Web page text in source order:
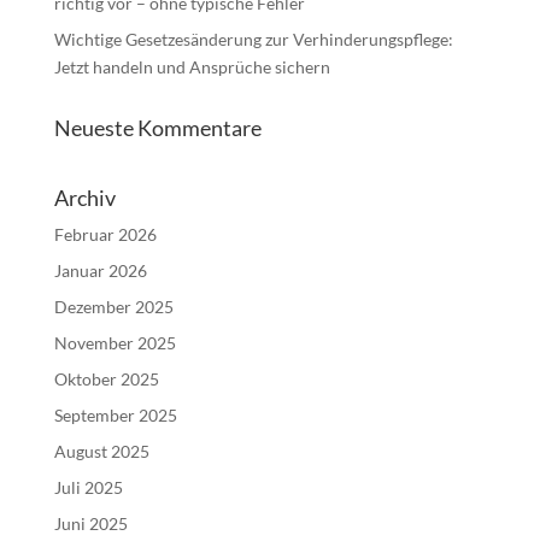
Wichtige Gesetzesänderung zur Verhinderungspflege:
Jetzt handeln und Ansprüche sichern
Neueste Kommentare
Archiv
Februar 2026
Januar 2026
Dezember 2025
November 2025
Oktober 2025
September 2025
August 2025
Juli 2025
Juni 2025